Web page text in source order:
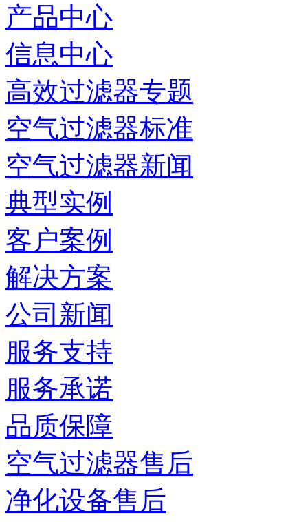
产品中心
信息中心
高效过滤器专题
空气过滤器标准
空气过滤器新闻
典型实例
客户案例
解决方案
公司新闻
服务支持
服务承诺
品质保障
空气过滤器售后
净化设备售后